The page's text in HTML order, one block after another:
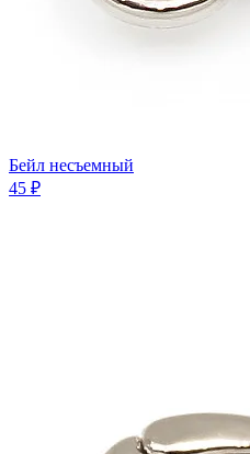
Бейл несъемный
45 ₽